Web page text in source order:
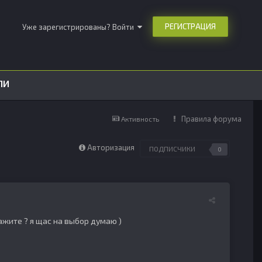
Уже зарегистрированы? Войти РЕГИСТРАЦИЯ
Активность Правила форума
Авторизация ПОДПИСЧИКИ 0
? я щас на выбор думаю )